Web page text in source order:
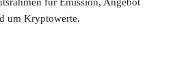
um Kryptowerte.